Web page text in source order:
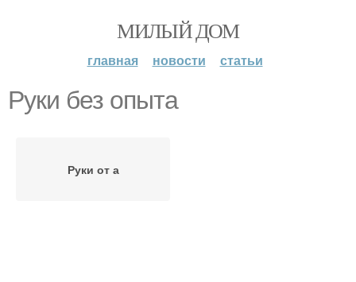
МИЛЫЙ ДОМ
главная новости статьи
Руки без опыта
Руки от а